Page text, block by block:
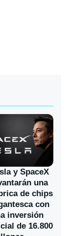
y SpaceX
una
de chips
con
inversión
de 16.800